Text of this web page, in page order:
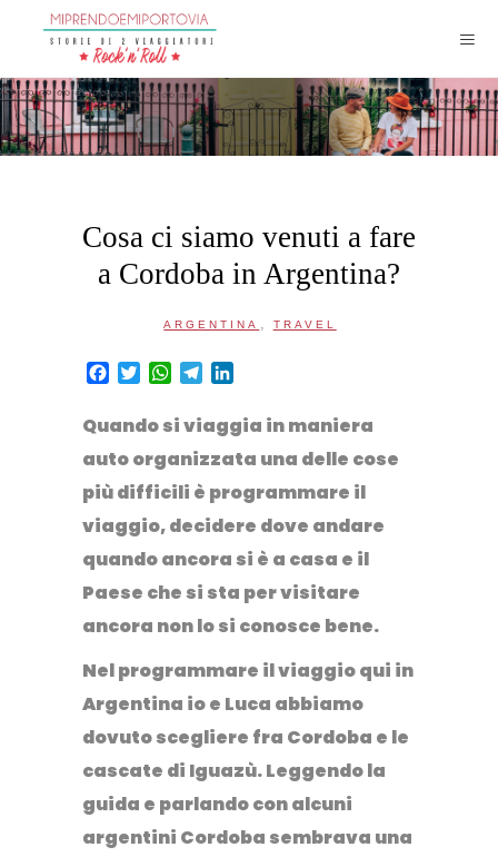
Cosa ci siamo venuti a fare
a Cordoba in Argentina?
ARGENTINA , TRAVEL
Facebook
TwitterWhatsApp
Telegram
Quando si viaggia in maniera
auto organizzata una delle cose
più difficili è programmare il
viaggio, decidere dove andare
quando ancora si è a casa e il
Paese che si sta per visitare
ancora non lo si conosce bene.
Nel programmare il viaggio qui in
Argentina io e Luca abbiamo
dovuto scegliere fra Cordoba e le
cascate di Iguazù. Leggendo la
guida e parlando con alcuni
argentini Cordoba sembrava una